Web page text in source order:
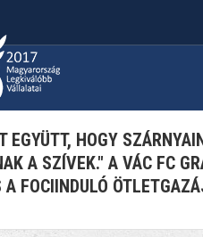
MOST
1187
EGYÜTT, HOGY
A SZÍVEK." A VÁC FC
A FOCIINDULÓ